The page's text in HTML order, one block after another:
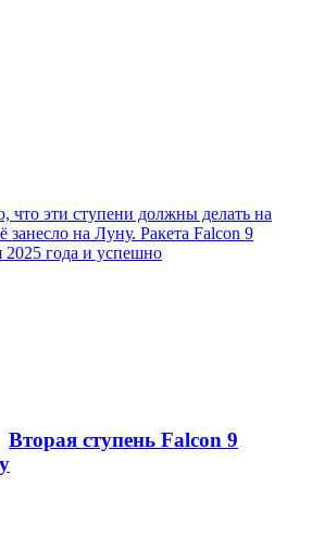
что эти ступени должны делать на
занесло на Луну. Ракета Falcon 9
2025 года и успешно
Вторая ступень Falcon 9